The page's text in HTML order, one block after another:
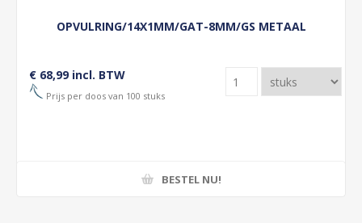
OPVULRING/14X1MM/GAT-8MM/GS METAAL
€ 68,99 incl. BTW
Prijs per doos van 100 stuks
BESTEL NU!